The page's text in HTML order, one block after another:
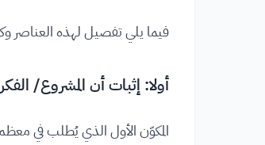
فيما يلي تفصيل لهذه العناصر
أولا: إثبات أن المشروع/
المكوّن الأول الذي يُطلب في